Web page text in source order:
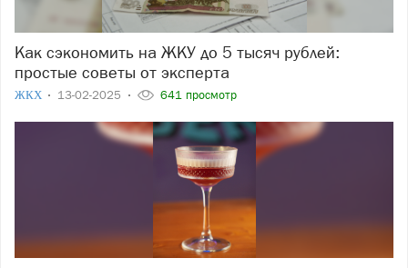
Как сэкономить на ЖКУ до 5 тысяч рублей:
простые советы от эксперта
ЖКХ 13-02-2025 641 просмотр